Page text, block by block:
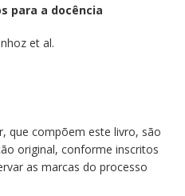
para a docência
et al.
que compõem este livro, são
original, conforme inscritos
as marcas do processo